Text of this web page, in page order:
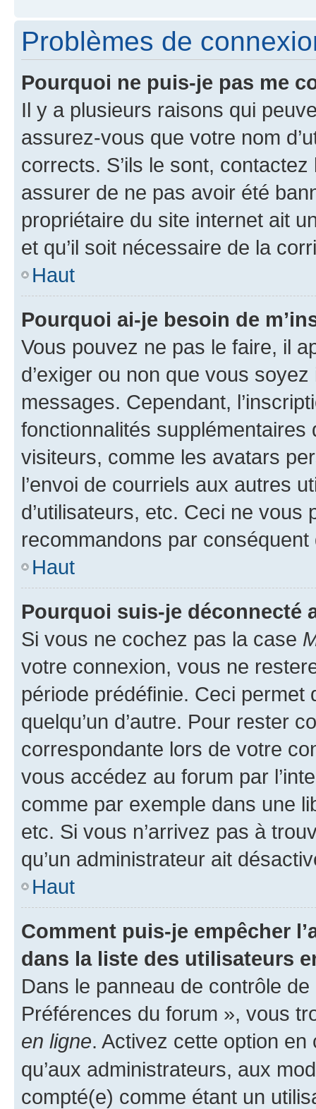
Problèmes de
Pourquoi ne puis-je pas me
Il y a plusieurs raisons qui
assurez-vous que votre nom
corrects. S’ils le sont,
assurer de ne pas avoir été
propriétaire du site internet ait
et qu’il soit nécessaire de la
Haut
Pourquoi ai-je besoin de
Vous pouvez ne pas le faire, il
d’exiger ou non que vous
messages. Cependant,
fonctionnalités
visiteurs, comme les avatars
l’envoi de courriels aux autres
d’utilisateurs, etc. Ceci ne vous
recommandons par conséquent
Haut
Pourquoi suis-je déconnecté
Si vous ne cochez pas la case
votre connexion, vous ne
période prédéfinie. Ceci permet
quelqu’un d’autre. Pour rester
correspondante lors de votre
vous accédez au forum par
comme par exemple dans une
etc. Si vous n’arrivez pas à
qu’un administrateur ait
Haut
Comment puis-je empêcher
dans la liste des utilisateurs
Dans le panneau de contrôle
Préférences du forum », vous
en ligne. Activez cette option
qu’aux administrateurs, aux
compté(e) comme étant un